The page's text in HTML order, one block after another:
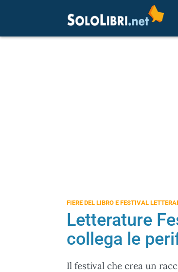
FIERE DEL LIBRO E FESTIVAL
Letterature
collega le
Il festival che crea un